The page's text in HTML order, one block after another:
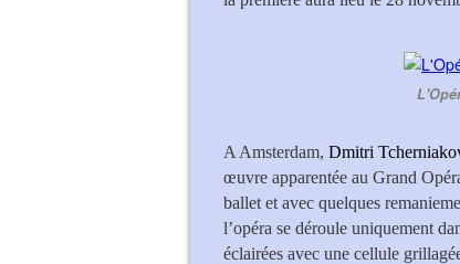
A Amsterdam, Dmitri
œuvre apparentée au Grand
ballet et avec quelques
l’opéra se déroule uniquement
éclairées avec une cellule